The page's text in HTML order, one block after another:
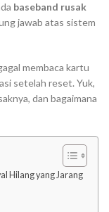
baseband rusak
jawab atas sistem
membaca kartu
setelah reset. Yuk,
dan bagaimana
Hilang yang Jarang